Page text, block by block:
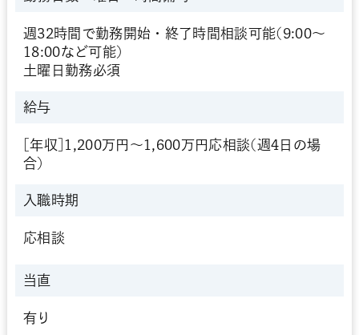
週32時間で勤務開始・終了時間相談可能(9:00～
18:00など可能)
土曜日勤務必須
給与
[年収]1,200万円～1,600万円応相談(週4日の場
合)
入職時期
応相談
当直
有り